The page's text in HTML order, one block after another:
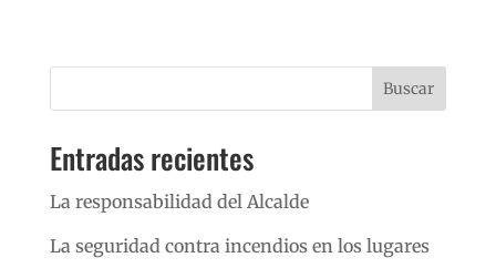
Buscar
Entradas recientes
La responsabilidad del Alcalde
La seguridad contra incendios en los lugares